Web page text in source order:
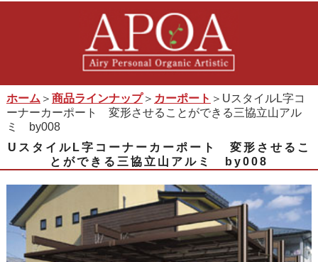
ホーム ＞ 商品ラインナップ＞ カーポート ＞UスタイルL字コ
ーナーカーポート 変形させることができる三協立山アル
ミ by008
UスタイルL字コーナーカーポート 変形させるこ
とができる三協立山アルミ by008